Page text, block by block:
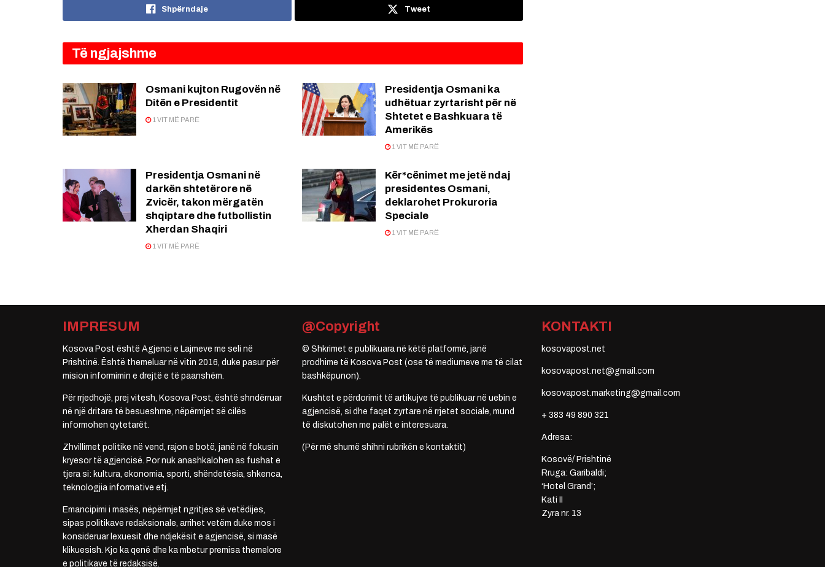
Shpërndaje Tweet
Të ngjajshme
Osmani kujton Rugovën në
Ditën e Presidentit
1 VIT MË PARË
Presidentja Osmani ka
udhëtuar zyrtarisht për në
Shtetet e Bashkuara të
Amerikës
1 VIT MË PARË
Presidentja Osmani në
darkën shtetërore në
Zvicër, takon mërgatën
shqiptare dhe futbollistin
Xherdan Shaqiri
1 VIT MË PARË
Kër*cënimet me jetë ndaj
presidentes Osmani,
deklarohet Prokuroria
Speciale
1 VIT MË PARË
IMPRESUM
Kosova Post është Agjenci e Lajmeve me seli në
Prishtinë. Është themeluar në vitin 2016, duke pasur për
mision informimin e drejtë e të paanshëm.
Për rrjedhojë, prej vitesh, Kosova Post, është shndërruar
në një dritare të besueshme, nëpërmjet së cilës
informohen qytetarët.
Zhvillimet politike në vend, rajon e botë, janë në fokusin
kryesor të agjencisë. Por nuk anashkalohen as fushat e
tjera si: kultura, ekonomia, sporti, shëndetësia, shkenca,
teknologjia informative etj.
Emancipimi i masës, nëpërmjet ngritjes së vetëdijes,
sipas politikave redaksionale, arrihet vetëm duke mos i
konsideruar lexuesit dhe ndjekësit e agjencisë, si masë
klikuesish. Kjo ka qenë dhe ka mbetur premisa themelore
e politikave të redaksisë.
@Copyright
© Shkrimet e publikuara në këtë platformë, janë
prodhime të Kosova Post (ose të mediumeve me të cilat
bashkëpunon).
Kushtet e përdorimit të artikujve të publikuar në uebin e
agjencisë, si dhe faqet zyrtare në rrjetet sociale, mund
të diskutohen me palët e interesuara.
(Për më shumë shihni rubrikën e kontaktit)
KONTAKTI
kosovapost.net
kosovapost.net@gmail.com
kosovapost.marketing@gmail.com
+ 383 49 890 321
Adresa:
Kosovë/ Prishtinë
Rruga: Garibaldi;
‘Hotel Grand’;
Kati II
Zyra nr. 13